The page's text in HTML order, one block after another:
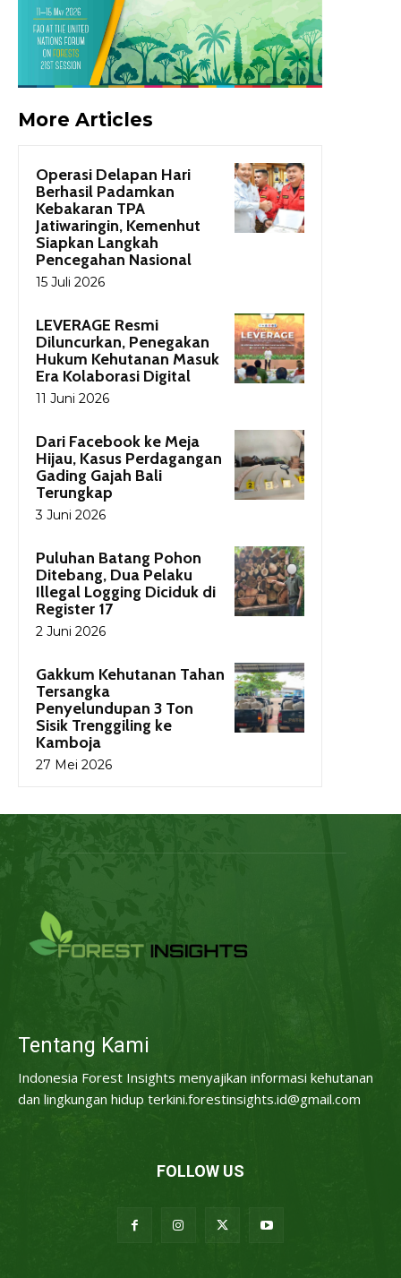
More Articles
Operasi Delapan Hari
Berhasil Padamkan
Kebakaran TPA
Jatiwaringin, Kemenhut
Siapkan Langkah
Pencegahan Nasional
15 Juli 2026
LEVERAGE Resmi
Diluncurkan, Penegakan
Hukum Kehutanan Masuk
Era Kolaborasi Digital
11 Juni 2026
Dari Facebook ke Meja
Hijau, Kasus Perdagangan
Gading Gajah Bali
Terungkap
3 Juni 2026
Puluhan Batang Pohon
Ditebang, Dua Pelaku
Illegal Logging Diciduk di
Register 17
2 Juni 2026
Gakkum Kehutanan Tahan
Tersangka
Penyelundupan 3 Ton
Sisik Trenggiling ke
Kamboja
27 Mei 2026
Tentang Kami
Indonesia Forest Insights menyajikan informasi kehutanan
dan lingkungan hidup terkini.forestinsights.id@gmail.com
FOLLOW US